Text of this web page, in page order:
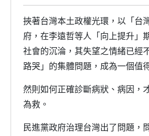
挾著台灣本土政權光環，以「
府，在李遠哲等人「向上提升」
社會的沉淪，其失望之情緒已經
路哭」的集體問題，成為一個值
然則如何正確診斷病狀、病因，
為救。
民進黨政府治理台灣出了問題